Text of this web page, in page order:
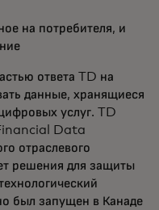
на потребителя, и
ответа TD на
данные, хранящиеся
услуг. TD
Financial Data
отраслевого
решения для защиты
был запущен в Канаде